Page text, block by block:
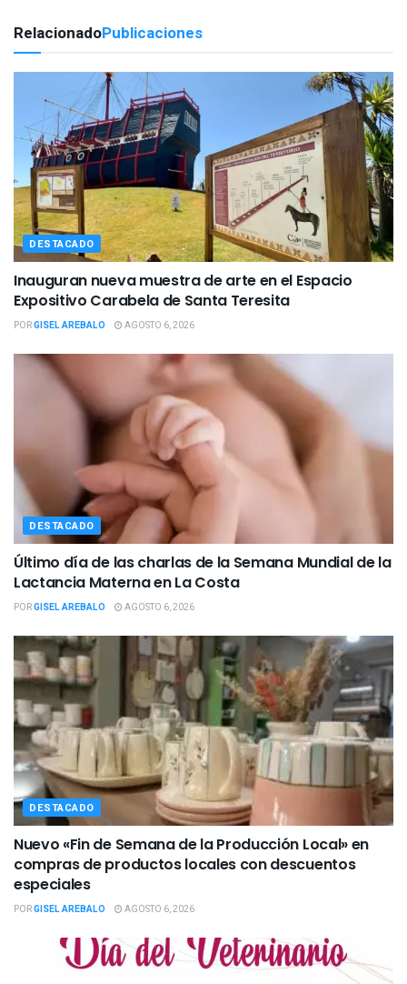
RelacionadoPublicaciones
DESTACADO
Inauguran nueva muestra de arte en el Espacio
Expositivo Carabela de Santa Teresita
PORGISEL AREBALO AGOSTO 6, 2026
DESTACADO
Último día de las charlas de la Semana Mundial de la
Lactancia Materna en La Costa
PORGISEL AREBALO AGOSTO 6, 2026
DESTACADO
Nuevo «Fin de Semana de la Producción Local» en
compras de productos locales con descuentos
especiales
PORGISEL AREBALO AGOSTO 6, 2026